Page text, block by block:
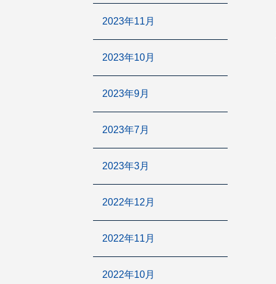
2023年11月
2023年10月
2023年9月
2023年7月
2023年3月
2022年12月
2022年11月
2022年10月